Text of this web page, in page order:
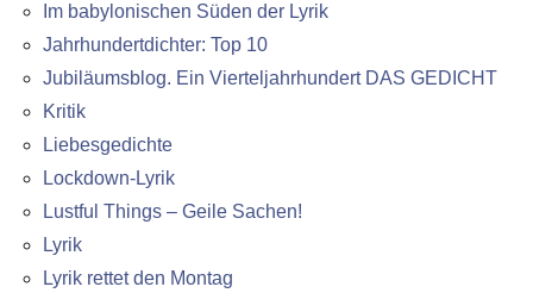
Im babylonischen Süden der Lyrik
Jahrhundertdichter: Top 10
Jubiläumsblog. Ein Vierteljahrhundert DAS GEDICHT
Kritik
Liebesgedichte
Lockdown-Lyrik
Lustful Things – Geile Sachen!
Lyrik
Lyrik rettet den Montag